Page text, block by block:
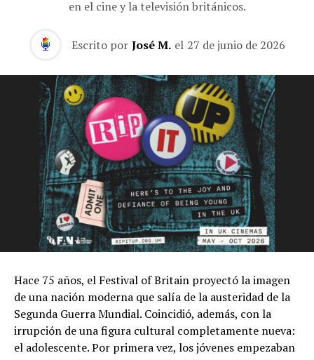
en el cine y la televisión británicos.
Escrito por José M. el 27 de junio de 2026
Hace 75 años, el Festival of Britain proyectó la imagen
de una nación moderna que salía de la austeridad de la
Segunda Guerra Mundial. Coincidió, además, con la
irrupción de una figura cultural completamente nueva:
el adolescente. Por primera vez, los jóvenes empezaban